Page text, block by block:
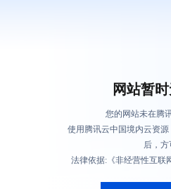
网站暂
您的网站未在腾
使用腾讯云中国境内云资
后，
法律依据:《非经营性互联